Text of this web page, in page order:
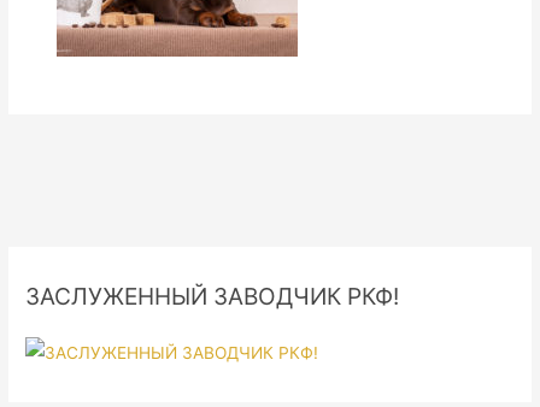
ЗАСЛУЖЕННЫЙ ЗАВОДЧИК РКФ!